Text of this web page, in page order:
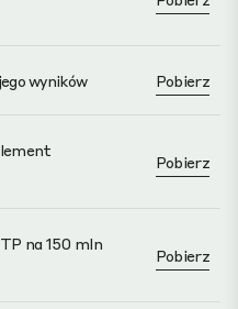
wyników Pobierz
Pobierz
na 150 mln
Pobierz